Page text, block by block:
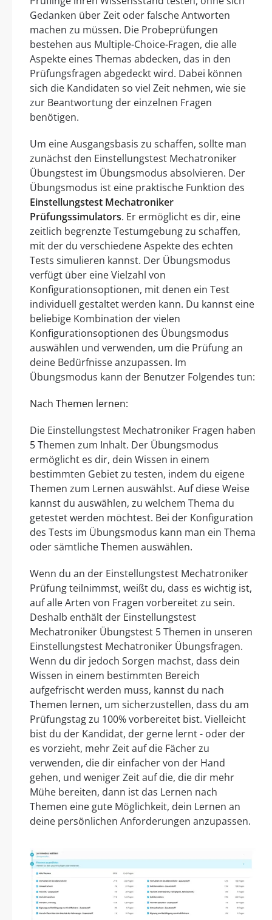
Gedanken über Zeit oder falsche Antworten
machen zu müssen. Die Probeprüfungen
bestehen aus Multiple-Choice-Fragen, die alle
Aspekte eines Themas abdecken, das in den
Prüfungsfragen abgedeckt wird. Dabei können
sich die Kandidaten so viel Zeit nehmen, wie sie
zur Beantwortung der einzelnen Fragen
benötigen.
Um eine Ausgangsbasis zu schaffen, sollte man
zunächst den Einstellungstest Mechatroniker
Übungstest im Übungsmodus absolvieren. Der
Übungsmodus ist eine praktische Funktion des
Einstellungstest Mechatroniker
Prüfungssimulators. Er ermöglicht es dir, eine
zeitlich begrenzte Testumgebung zu schaffen,
mit der du verschiedene Aspekte des echten
Tests simulieren kannst. Der Übungsmodus
verfügt über eine Vielzahl von
Konfigurationsoptionen, mit denen ein Test
individuell gestaltet werden kann. Du kannst eine
beliebige Kombination der vielen
Konfigurationsoptionen des Übungsmodus
auswählen und verwenden, um die Prüfung an
deine Bedürfnisse anzupassen. Im
Übungsmodus kann der Benutzer Folgendes tun:
Nach Themen lernen:
Die Einstellungstest Mechatroniker Fragen haben
5 Themen zum Inhalt. Der Übungsmodus
ermöglicht es dir, dein Wissen in einem
bestimmten Gebiet zu testen, indem du eigene
Themen zum Lernen auswählst. Auf diese Weise
kannst du auswählen, zu welchem Thema du
getestet werden möchtest. Bei der Konfiguration
des Tests im Übungsmodus kann man ein Thema
oder sämtliche Themen auswählen.
Wenn du an der Einstellungstest Mechatroniker
Prüfung teilnimmst, weißt du, dass es wichtig ist,
auf alle Arten von Fragen vorbereitet zu sein.
Deshalb enthält der Einstellungstest
Mechatroniker Übungstest 5 Themen in unseren
Einstellungstest Mechatroniker Übungsfragen.
Wenn du dir jedoch Sorgen machst, dass dein
Wissen in einem bestimmten Bereich
aufgefrischt werden muss, kannst du nach
Themen lernen, um sicherzustellen, dass du am
Prüfungstag zu 100% vorbereitet bist. Vielleicht
bist du der Kandidat, der gerne lernt - oder der
es vorzieht, mehr Zeit auf die Fächer zu
verwenden, die dir einfacher von der Hand
gehen, und weniger Zeit auf die, die dir mehr
Mühe bereiten, dann ist das Lernen nach
Themen eine gute Möglichkeit, dein Lernen an
deine persönlichen Anforderungen anzupassen.